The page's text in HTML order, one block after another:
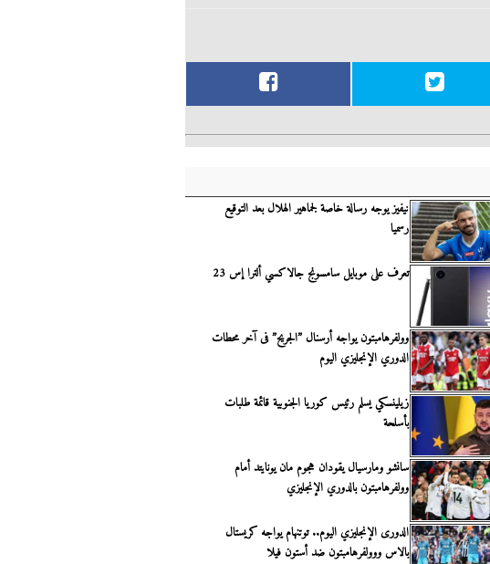
نيفيز يوجه رسالة خاصة لجماهير الهلال بعد التوقيع
رسميا
تعرف على موبايل سامسونج جالاكسي ألترا إس 23
وولفرهامبتون يواجه أرسنال ”الجريح” فى آخر محطات
الدوري الإنجليزي اليوم
زيلينسكي يسلم رئيس كوريا الجنوبية قائمة طلبات
بأسلحة
سانشو ومارسيال يقودان هجوم مان يونايتد أمام
وولفرهامبتون بالدوري الإنجليزي
الدورى الإنجليزي اليوم.. توتنهام يواجه كريستال
بالاس ووولفرهامبتون ضد أستون فيلا